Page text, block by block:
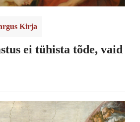
Kirja
ei tühista tõde, vaid